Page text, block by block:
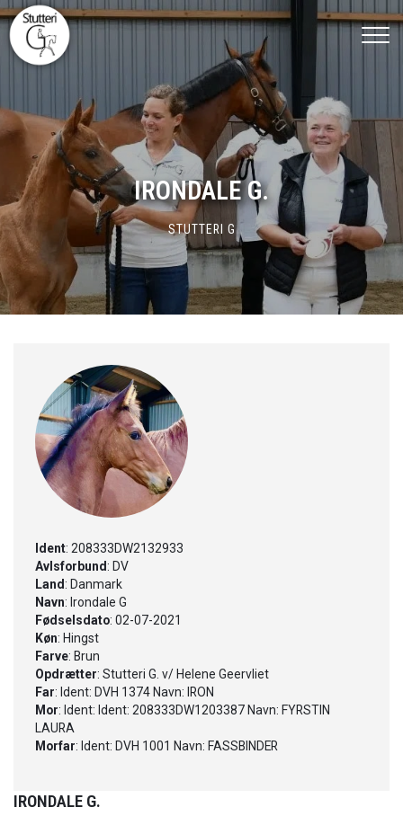
Gå
til
hovedindhold
IRONDALE G.
STUTTERI G
Ident: 208333DW2132933
Avlsforbund: DV
Land: Danmark
Navn: Irondale G
Fødselsdato: 02-07-2021
Køn: Hingst
Farve: Brun
Opdrætter: Stutteri G. v/ Helene Geervliet
Far: Ident: DVH 1374 Navn: IRON
Mor: Ident: Ident: 208333DW1203387 Navn: FYRSTIN
LAURA
Morfar: Ident: DVH 1001 Navn: FASSBINDER
IRONDALE G.